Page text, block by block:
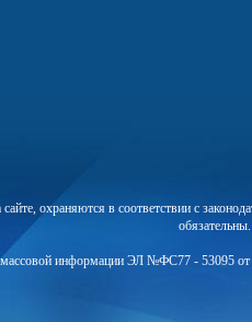
охраняются в соответствии с
массовой информации ЭЛ №ФС77 - 53095